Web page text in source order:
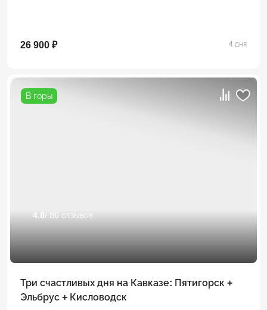
26 900 ₽ 4 дня
В горы
4.8/ 86 отзывов
Три счастливых дня на Кавказе: Пятигорск +
Эльбрус + Кисловодск